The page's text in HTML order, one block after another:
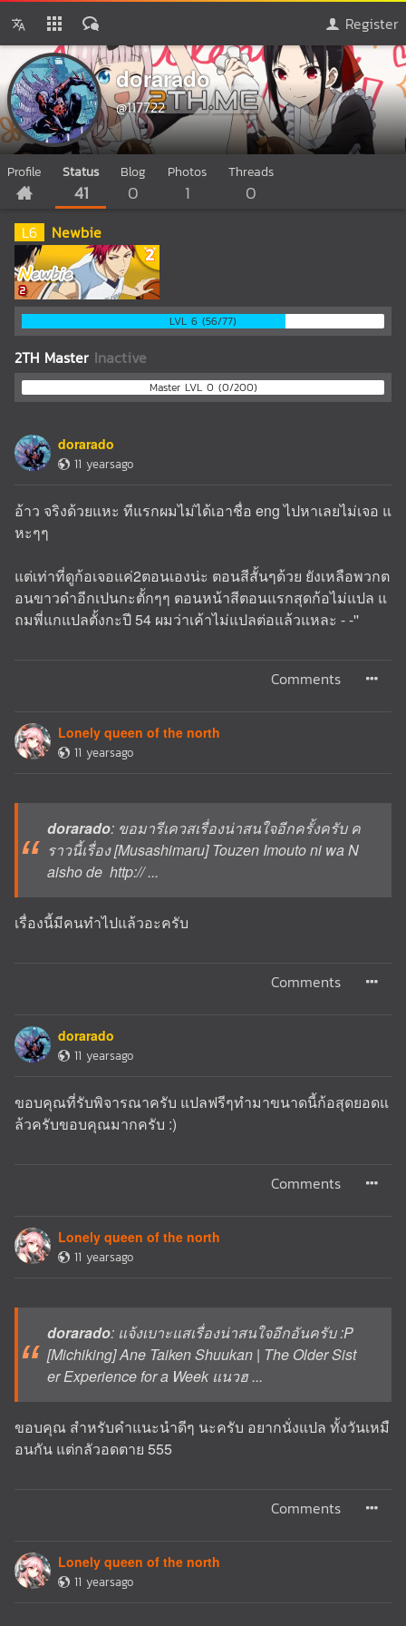
Register
dorarado
@117722
Profile Status
41
Blog
0
Photos
1
Threads
0
L6 Newbie
LVL 6 (56/77)
2TH Master Inactive
Master LVL 0 (0/200)
dorarado
11 yearsago
อ้าว จริงด้วยแหะ ทีแรกผมไม่ได้เอาชื่อ eng ไปหาเลยไม่เจอ แ
หะๆๆ
แต่เท่าที่ดูก้อเจอแค่2ตอนเองน่ะ ตอนสีสั้นๆด้วย ยังเหลือพวกต
อนขาวดำอีกเปนกะตั้กๆๆ ตอนหน้าสีตอนแรกสุดก้อไม่แปล แ
ถมพี่แกแปลตั้งกะปี 54 ผมว่าเค้าไม่แปลต่อแล้วแหละ - -''
Comments
Lonely queen of the north
11 yearsago
dorarado: ขอมารีเควสเรื่องน่าสนใจอีกครั้งครับ ค
ราวนี้เรื่อง [Musashimaru] Touzen Imouto ni wa N
aisho de http:// ...
เรื่องนี้มีคนทำไปแล้วอะครับ
Comments
dorarado
11 yearsago
ขอบคุณที่รับพิจารณาครับ แปลฟรีๆทำมาขนาดนี้ก้อสุดยอดแ
ล้วครับขอบคุณมากครับ :)
Comments
Lonely queen of the north
11 yearsago
dorarado: แจ้งเบาะแสเรื่องน่าสนใจอีกอันครับ :P
[Michiking] Ane Taiken Shuukan | The Older Sist
er Experience for a Week แนวฮ ...
ขอบคุณ สำหรับคำแนะนำดีๆ นะครับ อยากนั่งแปล ทั้งวันเหมื
อนกัน แต่กลัวอดตาย 555
Comments
Lonely queen of the north
11 yearsago